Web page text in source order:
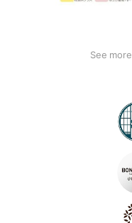
See more